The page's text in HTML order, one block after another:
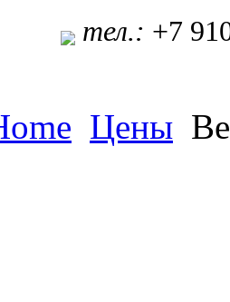
тел.: +7
Цены